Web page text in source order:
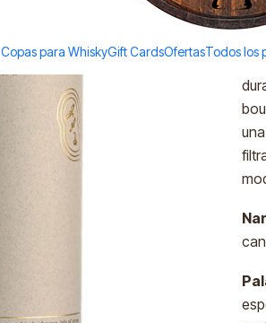
Copas para WhiskyGift CardsOfertasTodos los